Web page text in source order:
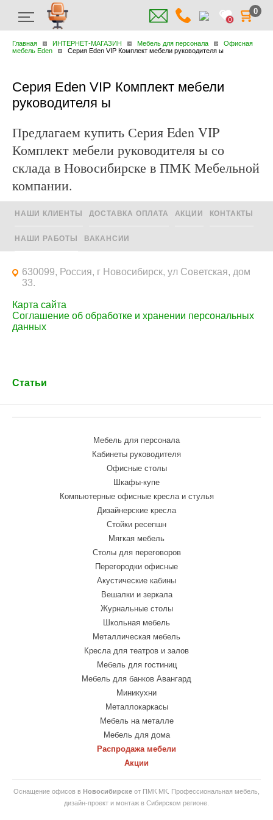
0
0
Главная ИНТЕРНЕТ-МАГАЗИН Мебель для персонала
Офисная
мебель Eden
Серия Eden VIP Комплект мебели руководителя ы
Серия Eden VIP Комплект мебели
руководителя ы
Предлагаем купить Серия Eden VIP
Комплект мебели руководителя ы со
склада в Новосибирске в ПМК Мебельной
компании.
НАШИ КЛИЕНТЫ ДОСТАВКА ОПЛАТА АКЦИИ КОНТАКТЫ
НАШИ РАБОТЫ ВАКАНСИИ
Статьи
630099, Россия, г Новосибирск, ул Советская, дом
33.
Карта сайта
Соглашение об обработке и хранении персональных
данных
Мебель для персонала
Кабинеты руководителя
Офисные столы
Шкафы-купе
Компьютерные офисные кресла и стулья
Дизайнерские кресла
Стойки ресепшн
Мягкая мебель
Столы для переговоров
Перегородки офисные
Акустические кабины
Вешалки и зеркала
Журнальные столы
Школьная мебель
Металлическая мебель
Кресла для театров и залов
Мебель для гостиниц
Мебель для банков Авангард
Миникухни
Металлокаркасы
Мебель на металле
Мебель для дома
Распродажа мебели
Акции
Оснащение офисов в Новосибирске от ПМК МК. Профессиональная мебель,
дизайн-проект и монтаж в Сибирском регионе.